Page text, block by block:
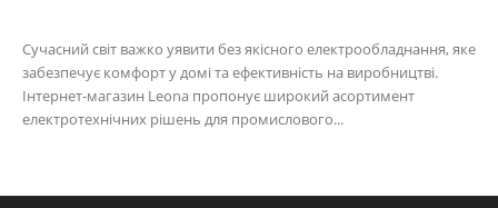
Сучасний світ важко уявити без якісного електрообладнання, яке
забезпечує комфорт у домі та ефективність на виробництві.
Інтернет-магазин Leona пропонує широкий асортимент
електротехнічних рішень для промислового...